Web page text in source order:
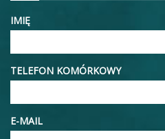
IMIĘ
TELEFON KOMÓRKOWY
E-MAIL